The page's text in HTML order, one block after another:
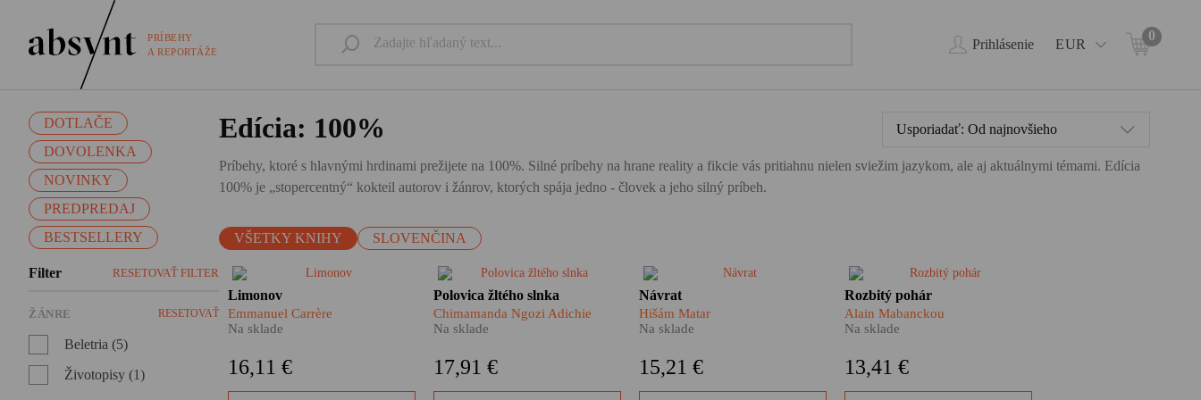
PRÍBEHY
A REPORTÁŽE
Prihlásenie EUR
0
DOTLAČE
DOVOLENKA
NOVINKY
PREDPREDAJ
BESTSELLERY
Filter RESETOVAŤ FILTER
ŽÁNRE RESETOVAŤ
Beletria (5)
Životopisy (1)
Edícia: 100%
Príbehy, ktoré s hlavnými hrdinami prežijete na 100%. Silné príbehy na hrane reality a fikcie vás pritiahnu nielen sviežim jazykom, ale aj aktuálnymi témami. Edícia
100% je „stopercentný“ kokteil autorov i žánrov, ktorých spája jedno - človek a jeho silný príbeh.
VŠETKY KNIHY SLOVENČINA
Usporiadať: Od najnovšieho
Emmanuel Carrère sa rozhodol
knižne spracovať život jednej z
najkontroverznejších osobností
jeho neľahkého detstva až po
Limonov
Emmanuel Carrère
Na sklade
16,11 €
Majstrovský román Polovica
žltého slnka nám ukazuje, ako
môže vyzerať zápas o
fatálne zasahuje vojna do
Polovica žltého slnka
Chimamanda Ngozi Adichie
Na sklade
17,91 €
Kaddáfího režim mu ukradol
otca a spravil z neho vyhnanca.
Dvadsaťpäť rokov nevidel
diktatúra padla, rozhodol sa
Návrat
Hišám Matar
Na sklade
15,21 €
Keď ťa život položí na kolená,
nezostáva ti nič iné, ako sa opiť
a poriadne to roztočiť. Alain
pritom veľmi ľudsky a láskavo
Rozbitý pohár
Alain Mabanckou
Na sklade
13,41 €